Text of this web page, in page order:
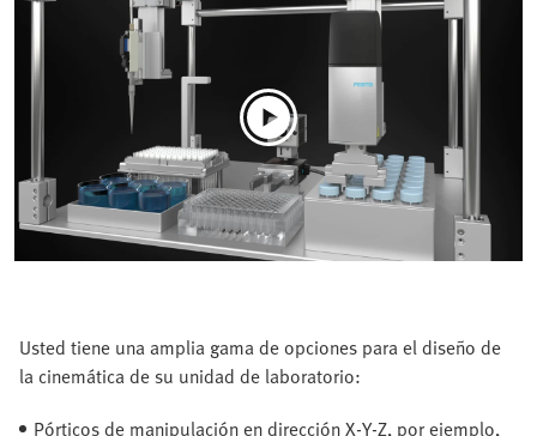
Usted tiene una amplia gama de opciones para el diseño de
la cinemática de su unidad de laboratorio:
Pórticos de manipulación en dirección X-Y-Z, por ejemplo,